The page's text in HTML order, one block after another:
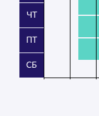
ЧТ
ПТ
СБ